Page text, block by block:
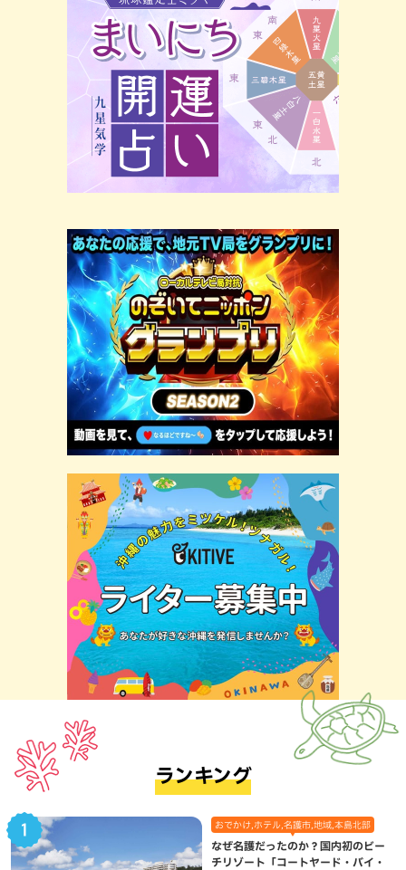
ランキング
おでかけ,ホテル,名護市,地域,本島北部
なぜ名護だったのか？国内初のビー
チリゾート「コートヤード・バイ・